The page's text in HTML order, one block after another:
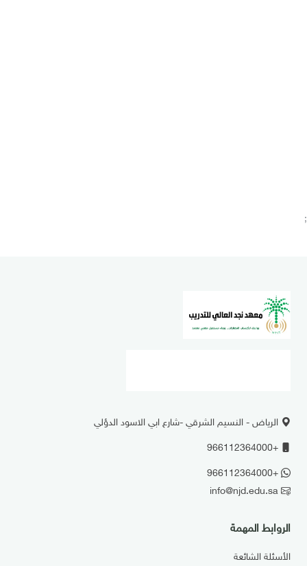
;
الرياض - النسيم الشرقي -شارع ابي الاسود الدؤلي
+966112364000
+966112364000
info@njd.edu.sa
الروابط المهمة
الأسئلة الشائعة